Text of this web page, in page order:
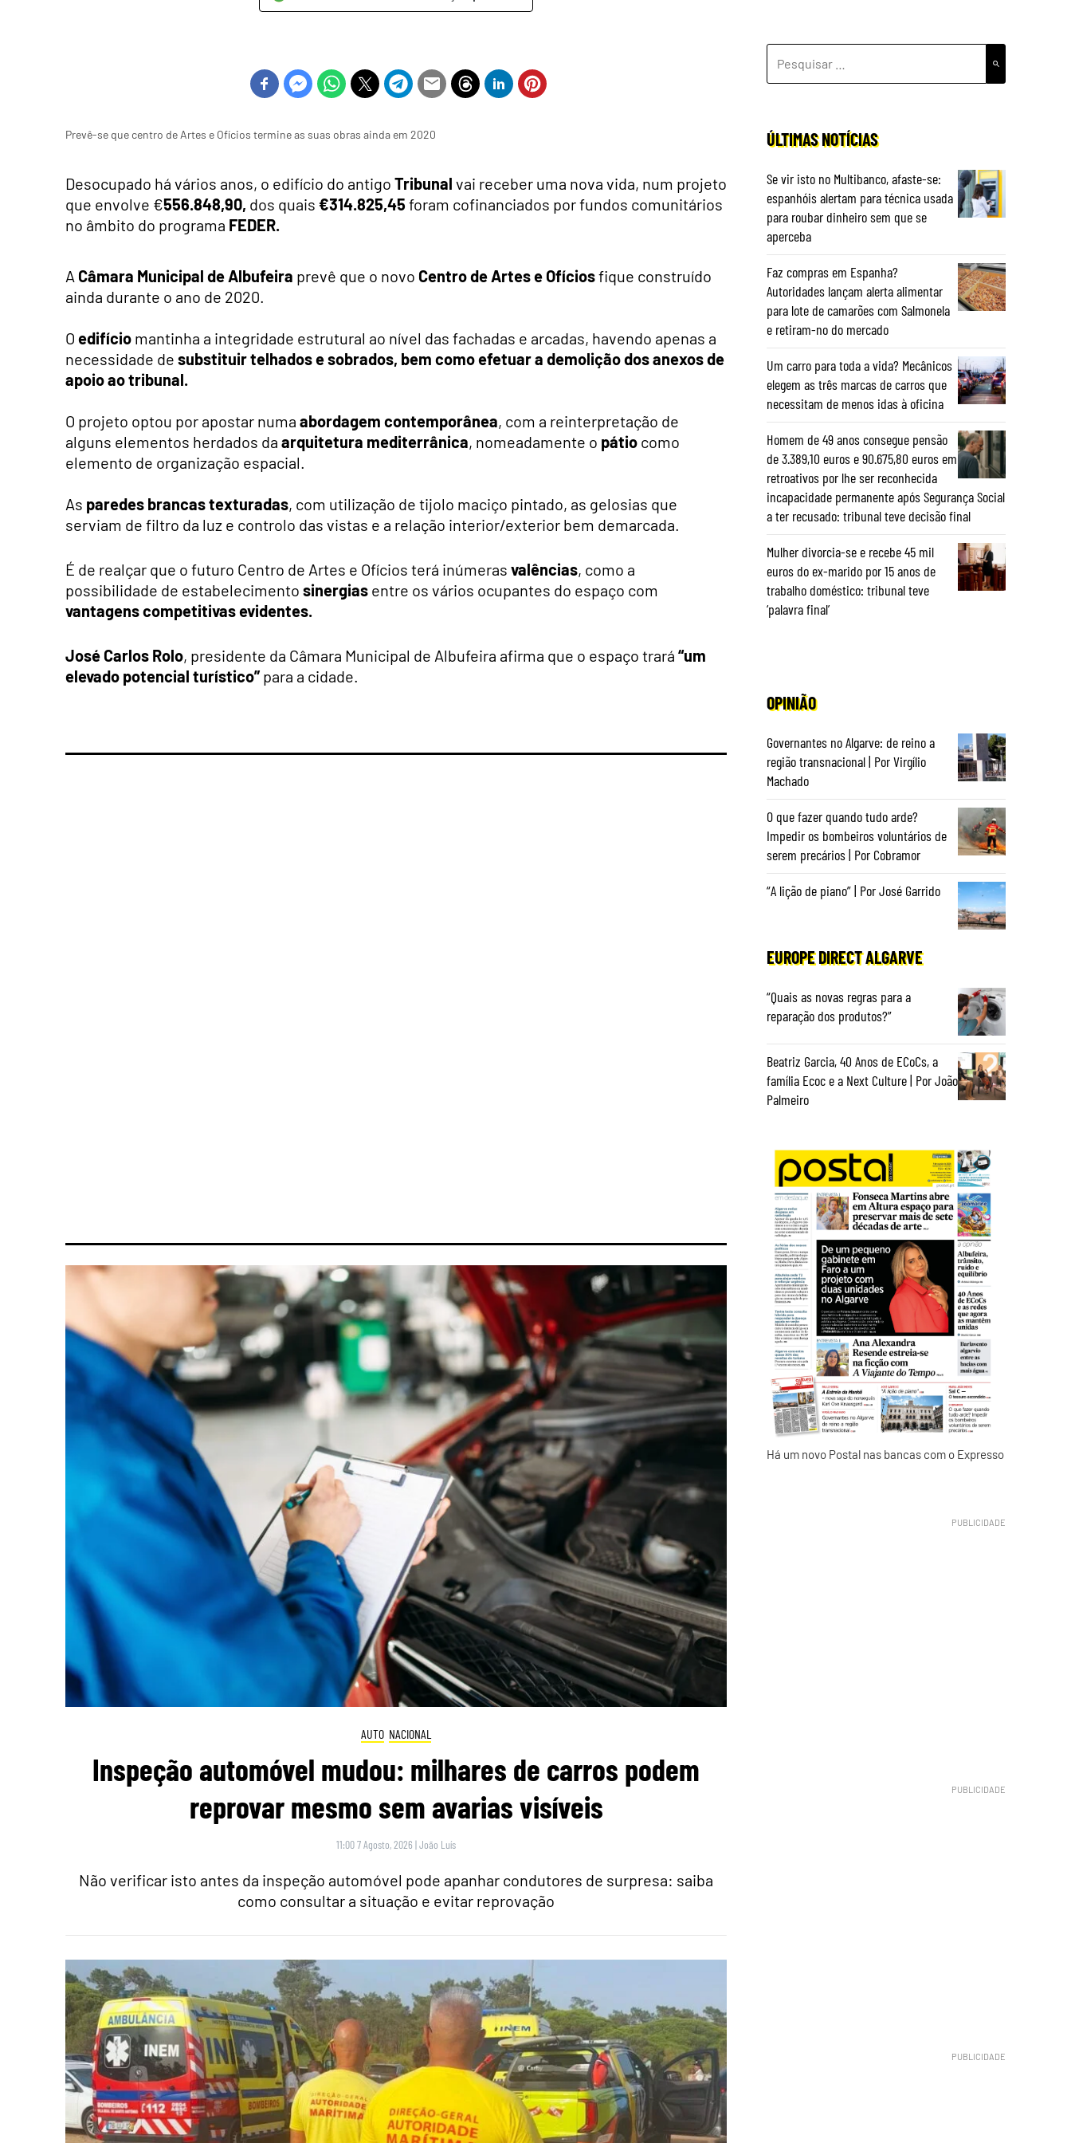
Prevê-se que centro de Artes e Ofícios termine as suas obras ainda em 2020
Desocupado há vários anos, o edifício do antigo Tribunal vai receber uma nova vida, num projeto
que envolve €556.848,90, dos quais €314.825,45foram cofinanciados por fundos comunitários
no âmbito do programa FEDER.
A Câmara Municipal de Albufeira prevê que o novo Centro de Artes e Ofíciosfique construído
ainda durante o ano de 2020.
O edifício mantinha a integridade estrutural ao nível das fachadas e arcadas, havendo apenas a
necessidade de substituir telhados e sobrados, bem como efetuar a demolição dos anexos de
apoio ao tribunal.
O projeto optou por apostar numa abordagem contemporânea, com a reinterpretação de
alguns elementos herdados da arquitetura mediterrânica, nomeadamente o pátio como
elemento de organização espacial.
As paredes brancas texturadas, com utilização de tijolo maciço pintado, as gelosias que
serviam de filtro da luz e controlo das vistas e a relação interior/exterior bem demarcada.
É de realçar que o futuro Centro de Artes e Ofícios terá inúmeras valências, como a
possibilidade de estabelecimento sinergias entre os vários ocupantes do espaço com
vantagens competitivas evidentes.
José Carlos Rolo, presidente da Câmara Municipal de Albufeira afirma que o espaço trará “um
elevado potencial turístico” para a cidade.
AUTO NACIONAL
Inspeção automóvel mudou: milhares de carros podem
reprovar mesmo sem avarias visíveis
11:00 7 Agosto, 2026 |João Luís
Não verificar isto antes da inspeção automóvel pode apanhar condutores de surpresa: saiba
como consultar a situação e evitar reprovação
POR:
ÚLTIMAS NOTÍCIAS
Se vir isto no Multibanco, afaste-se:
espanhóis alertam para técnica usada
para roubar dinheiro sem que se
aperceba
Faz compras em Espanha?
Autoridades lançam alerta alimentar
para lote de camarões com Salmonela
e retiram-no do mercado
Um carro para toda a vida? Mecânicos
elegem as três marcas de carros que
necessitam de menos idas à oficina
Homem de 49 anos consegue pensão
de 3.389,10 euros e 90.675,80 euros em
retroativos por lhe ser reconhecida
incapacidade permanente após Segurança Social
a ter recusado: tribunal teve decisão final
Mulher divorcia-se e recebe 45 mil
euros do ex-marido por 15 anos de
trabalho doméstico: tribunal teve
‘palavra final’
OPINIÃO
Governantes no Algarve: de reino a
região transnacional | Por Virgílio
Machado
O que fazer quando tudo arde?
Impedir os bombeiros voluntários de
serem precários | Por Cobramor
“A lição de piano” | Por José Garrido
EUROPE DIRECT ALGARVE
“Quais as novas regras para a
reparação dos produtos?”
Beatriz Garcia, 40 Anos de ECoCs, a
família Ecoc e a Next Culture | Por João
Palmeiro
Há um novo Postal nas bancas com o Expresso